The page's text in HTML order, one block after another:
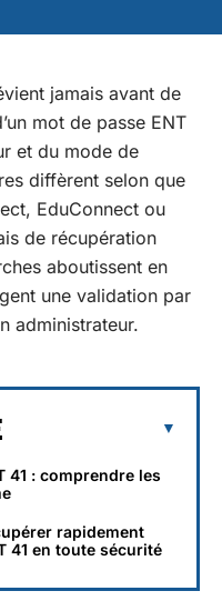
jamais avant de
mot de passe ENT
et du mode de
diffèrent selon que
EduConnect ou
de récupération
aboutissent en
une validation par
administrateur.
41 : comprendre les
rapidement
41 en toute sécurité